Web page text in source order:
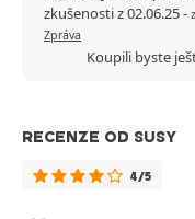
zkušenosti z 02.06.25-
Zpráva
Koupili byste
RECENZE OD SUSY
4/5